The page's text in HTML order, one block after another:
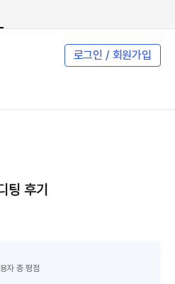
로그인 / 회원가입
팅 후기
자 총 평점